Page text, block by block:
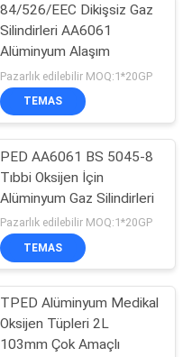
Gaz
10
84/526/EEC Dikişsiz Gaz
Silindirleri AA6061
Alüminyum Alaşım
Pazarlık edilebilir MOQ:1*20GP
TEMAS
PED AA6061 BS 5045-8
Tıbbi Oksijen İçin
Alüminyum Gaz Silindirleri
Pazarlık edilebilir MOQ:1*20GP
TEMAS
TPED Alüminyum Medikal
Oksijen Tüpleri 2L
103mm Çok Amaçlı